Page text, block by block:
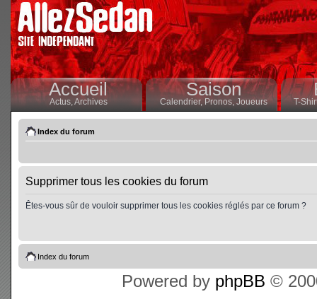
Accueil
Actus,Archives
Saison
Calendrier,Pronos, Joueurs T-
Index du forum
Supprimer tous les cookies du forum
Êtes-vous sûr de vouloir supprimer tous les cookies réglés par ce forum ?
Index du forum
Powered by phpBB ©